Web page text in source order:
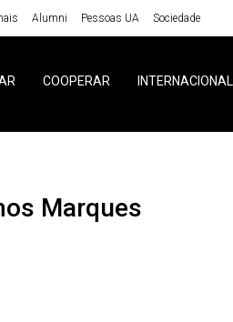
Alumni Pessoas UA Sociedade
COOPERAR INTERNACIONAL
Marques